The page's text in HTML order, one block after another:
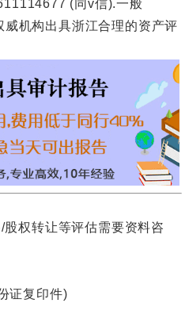
(同v信).一般
机构出具浙江合理的资产评
权转让等评估需要资料咨
证复印件)